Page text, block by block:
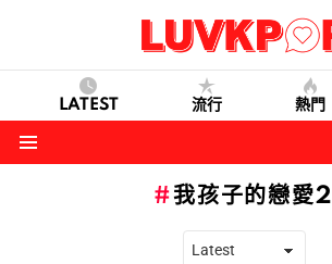
LATEST 流行 熱門
我孩子的戀愛2